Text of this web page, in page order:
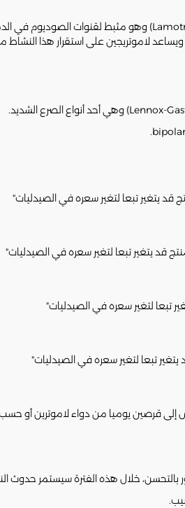
لاموتريجين على استقرار هذا